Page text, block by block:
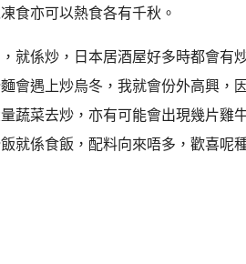
食亦可以熱食各有千秋。
就係炒，日本居酒屋好多時都會有
會遇上炒烏冬，我就會份外高興，
蔬菜去炒，亦有可能會出現幾片雞
就係食飯，配料向來唔多，歡喜呢